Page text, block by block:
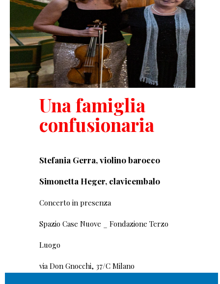
Una famiglia
confusionaria
Stefania Gerra, violino barocco
Simonetta Heger, clavicembalo
Concerto in presenza
Spazio Case Nuove _ Fondazione Terzo
Luogo
via Don Gnocchi, 37/C Milano